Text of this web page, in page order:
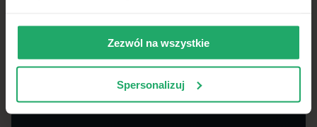
Zezwól na wszystkie
Spersonalizuj